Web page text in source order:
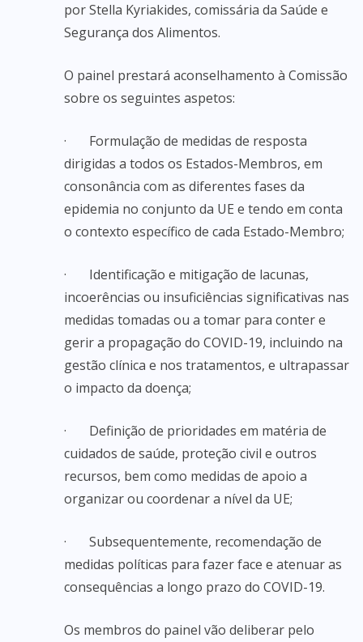
por Stella Kyriakides, comissária da Saúde e
Segurança dos Alimentos.
O painel prestará aconselhamento à Comissão
sobre os seguintes aspetos:
· Formulação de medidas de resposta
dirigidas a todos os Estados-Membros, em
consonância com as diferentes fases da
epidemia no conjunto da UE e tendo em conta
o contexto específico de cada Estado-Membro;
· Identificação e mitigação de lacunas,
incoerências ou insuficiências significativas nas
medidas tomadas ou a tomar para conter e
gerir a propagação do COVID-19, incluindo na
gestão clínica e nos tratamentos, e ultrapassar
o impacto da doença;
· Definição de prioridades em matéria de
cuidados de saúde, proteção civil e outros
recursos, bem como medidas de apoio a
organizar ou coordenar a nível da UE;
· Subsequentemente, recomendação de
medidas políticas para fazer face e atenuar as
consequências a longo prazo do COVID-19.
Os membros do painel vão deliberar pelo